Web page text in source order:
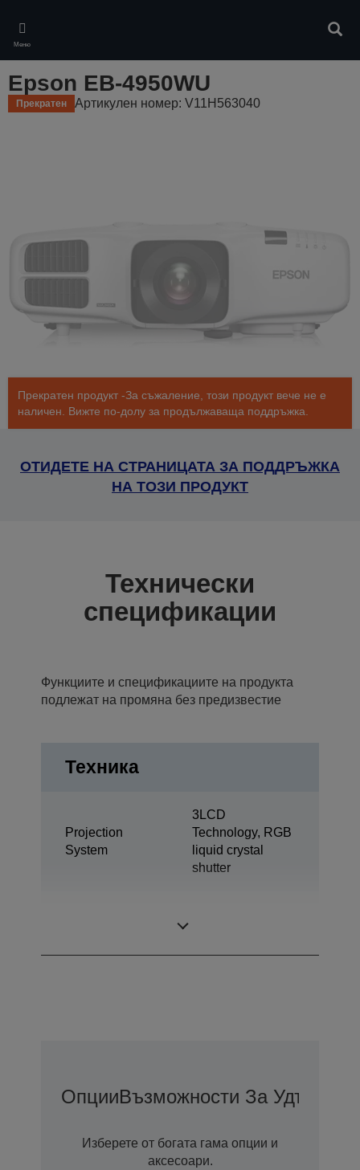
main
content
Меню
Epson EB-4950WU
Прекратен Артикулен номер: V11H563040
Прекратен продукт -За съжаление, този продукт вече не е
наличен. Вижте по-долу за продължаваща поддръжка.
ОТИДЕТЕ НА СТРАНИЦАТА ЗА ПОДДРЪЖКА
НА ТОЗИ ПРОДУКТ
Технически
спецификации
Функциите и спецификациите на продукта
подлежат на промяна без предизвестие
Техника
Projection
System
3LCD
Technology, RGB
liquid crystal
shutter
ОпцииВъзможности За
Изберете от богата гама опции и
аксесоари.